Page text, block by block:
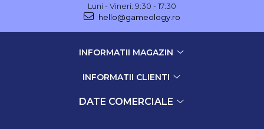
Luni - Vineri: 9:30 - 17:30
hello@gameology.ro
INFORMATII MAGAZIN
INFORMATII CLIENTI
DATE COMERCIALE